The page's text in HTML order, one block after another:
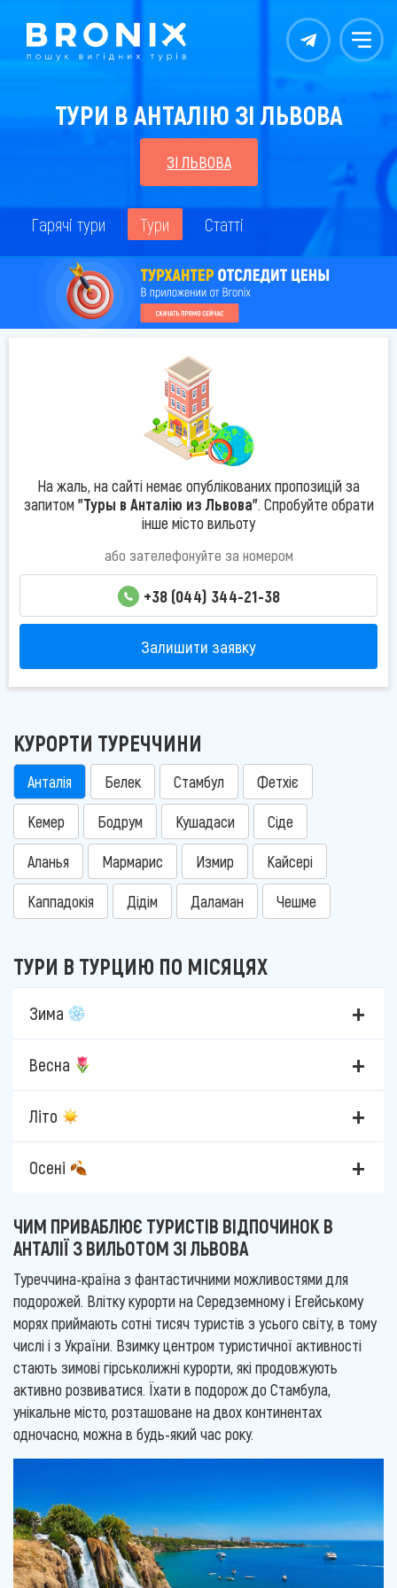
Контакты Меню
ТУРИ В АНТАЛІЮ ЗІ ЛЬВОВА
ЗІ ЛЬВОВА
Гарячі тури Тури Статті
На жаль, на сайті немає опублікованих пропозицій за
запитом "Туры в Анталію из Львова". Спробуйте обрати
інше місто вильоту
або зателефонуйте за номером
+38 (044) 344-21-38
Залишити заявку
КУРОРТИ ТУРЕЧЧИНИ
Анталія Белек Стамбул Фетхіє
Кемер Бодрум Кушадаси Сіде
Аланья Мармарис Измир Кайсері
Каппадокія Дідім Даламан Чешме
ТУРИ В ТУРЦИЮ ПО МІСЯЦЯХ
Зима
Весна
Літо
Осені
ЧИМ ПРИВАБЛЮЄ ТУРИСТІВ ВІДПОЧИНОК В
АНТАЛІЇ З ВИЛЬОТОМ ЗІ ЛЬВОВА
Туреччина-країна з фантастичними можливостями для
подорожей. Влітку курорти на Середземному і Егейському
морях приймають сотні тисяч туристів з усього світу, в тому
числі і з України. Взимку центром туристичної активності
стають зимові гірськолижні курорти, які продовжують
активно розвиватися. Їхати в подорож до Стамбула,
унікальне місто, розташоване на двох континентах
одночасно, можна в будь-який час року.